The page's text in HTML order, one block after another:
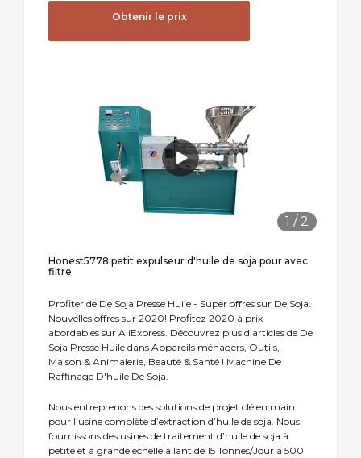
Obtenir le prix
1 / 2
Honest5778 petit expulseur d'huile de soja pour avec
filtre
Profiter de De Soja Presse Huile - Super offres sur De Soja.
Nouvelles offres sur 2020! Profitez 2020 à prix
abordables sur AliExpress. Découvrez plus d'articles de De
Soja Presse Huile dans Appareils ménagers, Outils,
Maison & Animalerie, Beauté & Santé ! Machine De
Raffinage D'huile De Soja.
Nous entreprenons des solutions de projet clé en main
pour l’usine complète d’extraction d’huile de soja. Nous
fournissons des usines de traitement d’huile de soja à
petite et à grande échelle allant de 15 Tonnes/Jour à 500